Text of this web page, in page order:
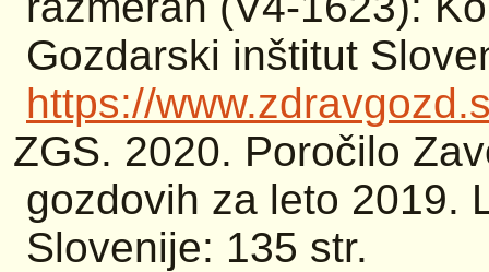
Gozdarski inštitut
https://
ZGS. 2020. Poročilo
gozdovih za leto 2019.
Slovenije: 135 str.